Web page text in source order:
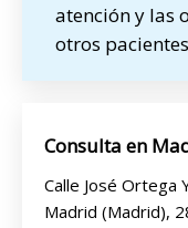
atención y las
otros
Consulta en
Calle José Ortega
Madrid (Madrid),